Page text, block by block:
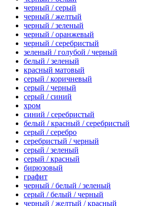
черный / серый
черный / желтый
черный / зеленый
черный / оранжевый
черный / серебристый
зеленый / голубой / черный
белый / зеленый
красный матовый
серый / коричневый
серый / черный
серый / синий
хром
синий / серебристый
белый / красный / серебристый
серый / серебро
серебристый / черный
серый / зеленый
серый / красный
бирюзовый
графит
черный / белый / зеленый
серый / белый / черный
черный / желтый / красный